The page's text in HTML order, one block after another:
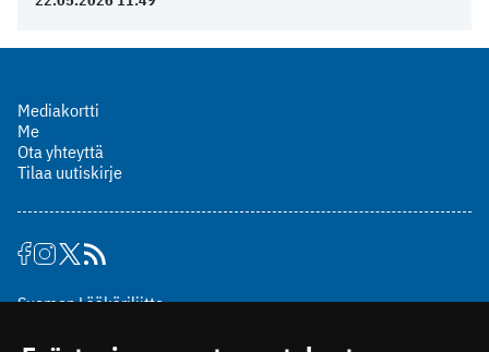
Mediakortti
Me
Ota yhteyttä
Tilaa uutiskirje
Suomen Lääkäriliitto